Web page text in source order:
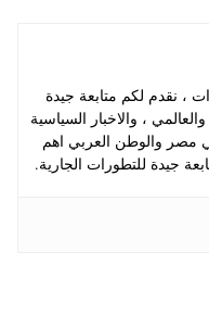
نقدم لكم متابعة جيدة
، والاخبار السياسية
مصر والوطن العربي اهم
جيدة للتطورات الجارية.